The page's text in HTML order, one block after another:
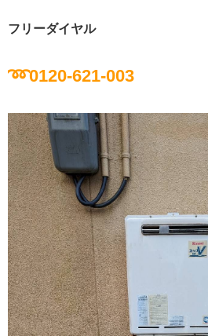
フリーダイヤル
➿0120-621-003